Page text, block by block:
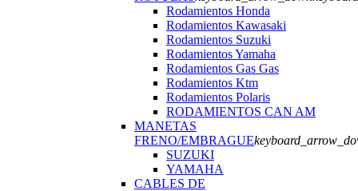
Rodamientos Honda
Rodamientos Kawasaki
Rodamientos Suzuki
Rodamientos Yamaha
Rodamientos Gas Gas
Rodamientos Ktm
Rodamientos Polaris
RODAMIENTOS CAN AM
MANETAS
FRENO/EMBRAGUE
SUZUKI
YAMAHA
CABLES DE